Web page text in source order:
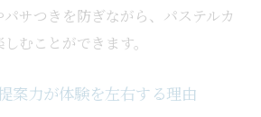
サつきを防ぎながら、パステルカ
むことができます。
案力が体験を左右する理由